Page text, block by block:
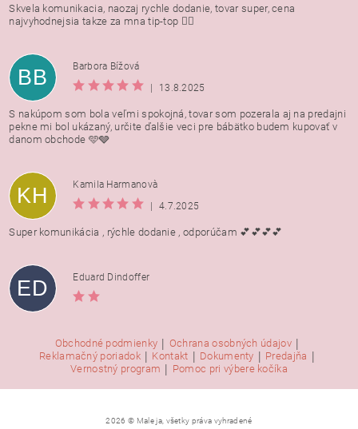
Skvela komunikacia, naozaj rychle dodanie, tovar super, cena
najvyhodnejsia takze za mna tip-top 👍🏻
BB
Barbora Bížová
|
13.8.2025
S nakúpom som bola veľmi spokojná, tovar som pozerala aj na predajni
pekne mi bol ukázaný, určite ďalšie veci pre bábätko budem kupovať v
danom obchode 🩵🩶
KH
Kamila Harmanovà
|
4.7.2025
Super komunikácia , rýchle dodanie , odporúčam 💕💕💕💕
ED Eduard Dindoffer
Obchodné podmienky | Ochrana osobných údajov |
Reklamačný poriadok | Kontakt | Dokumenty | Predajňa |
Vernostný program | Pomoc pri výbere kočíka
2026 © Male ja, všetky práva vyhradené